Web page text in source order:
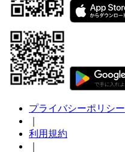
プライバシーポリシー
利用規約